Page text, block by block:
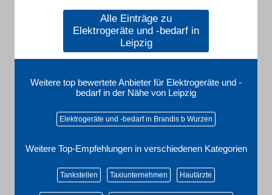
Alle Einträge zu
Elektrogeräte und -bedarf in
Leipzig
Weitere top bewertete Anbieter für Elektrogeräte und -
bedarf in der Nähe von Leipzig
Elektrogeräte und -bedarf in Brandis b Wurzen
Weitere Top-Empfehlungen in verschiedenen Kategorien
Tankstellen Taxiunternehmen Hautärzte